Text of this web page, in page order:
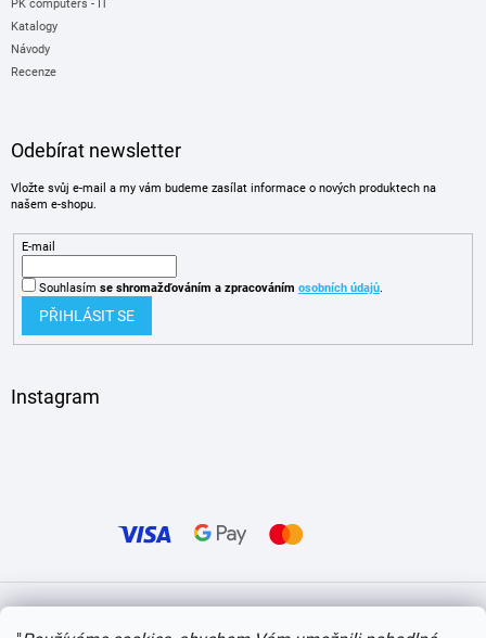
PK computers - IT
Katalogy
Návody
Recenze
Odebírat newsletter
Vložte svůj e-mail a my vám budeme zasílat informace o nových produktech na
našem e-shopu.
E-mail
Souhlasím se shromažďováním a zpracováním osobních údajů.
PŘIHLÁSIT SE
Instagram